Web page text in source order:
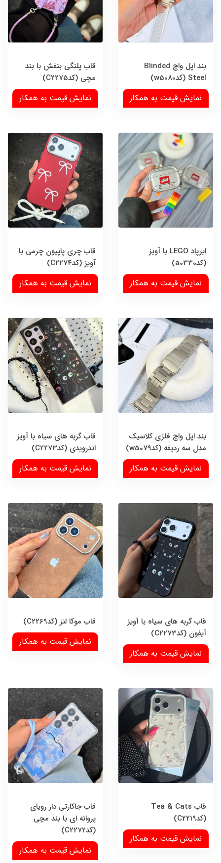
بند اپل واچ Blinded
Steel (کدw5080)
نمایش قیمت به همکار
قاب پلنگی بنفش با بند
مچی (کدC2275)
نمایش قیمت به همکار
ایرپاد LEGO با آویز
(کدa0330)
نمایش قیمت به همکار
قاب چری پاپیون چرمی با
آویز (کدC2274)
نمایش قیمت به همکار
بند اپل واچ فلزی کلاسیک
مدل سه ردیفه (کدw5079)
نمایش قیمت به همکار
قاب گربه های سیاه با آویز
اندرویدی (کدC2273)
نمایش قیمت به همکار
قاب گربه های سیاه با آویز
آیفون (کدC2273)
نمایش قیمت به همکار
قاب موکا لنز (کدC2269)
نمایش قیمت به همکار
قاب Tea & Cats
(کدC2219)
نمایش قیمت به همکار
قاب جاکارتی دار رویای
پروانه ای با بند مچی
(کدC2272)
نمایش قیمت به همکار